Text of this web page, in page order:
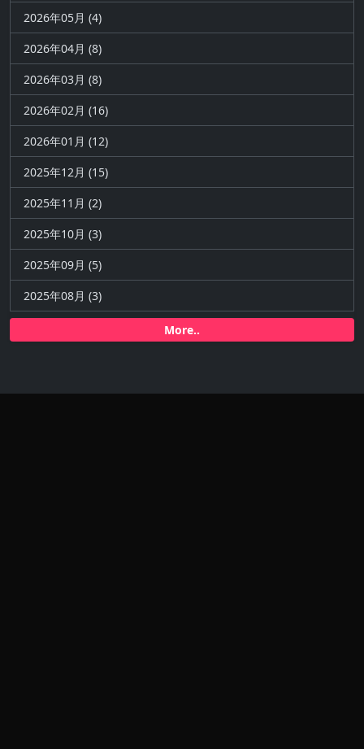
2026年05月 (4)
2026年04月 (8)
2026年03月 (8)
2026年02月 (16)
2026年01月 (12)
2025年12月 (15)
2025年11月 (2)
2025年10月 (3)
2025年09月 (5)
2025年08月 (3)
More..